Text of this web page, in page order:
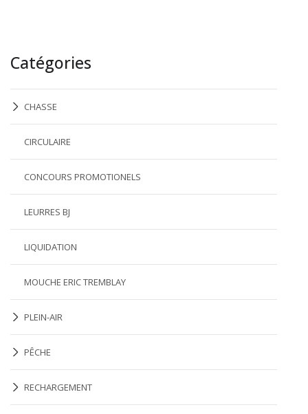
Catégories
CHASSE
CIRCULAIRE
CONCOURS PROMOTIONELS
LEURRES BJ
LIQUIDATION
MOUCHE ERIC TREMBLAY
PLEIN-AIR
PÊCHE
RECHARGEMENT